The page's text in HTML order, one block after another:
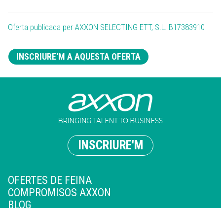
Oferta publicada per AXXON SELECTING ETT, S.L. B17383910
INSCRIURE'M A AQUESTA OFERTA
INSCRIURE'M
OFERTES DE FEINA
COMPROMISOS AXXON
BLOG